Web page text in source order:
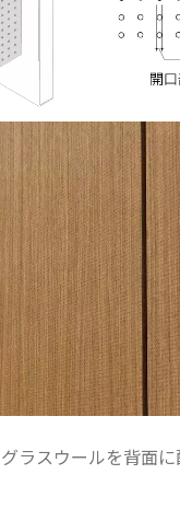
グラスウールを背面に